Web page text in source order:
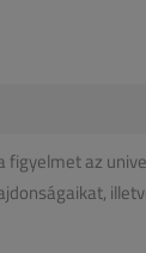
figyelmet az